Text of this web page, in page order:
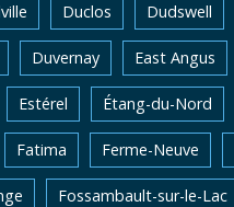
Duclos Dudswell
Duvernay East Angus
Estérel Étang-du-Nord
Fatima Ferme-Neuve
Fossambault-sur-le-Lac